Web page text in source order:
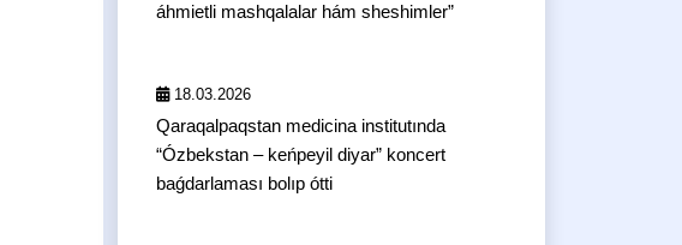
áhmietli mashqalalar hám sheshimler”
18.03.2026
Qaraqalpaqstan medicina institutında
“Ózbekstan – keńpeyil diyar” koncert
baǵdarlaması bolıp ótti